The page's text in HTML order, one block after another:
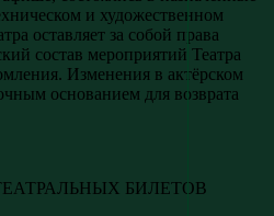
и художественном
оставляет за собой права
состав мероприятий Театра
Изменения в актёрском
основанием для возврата
БИЛЕТОВ